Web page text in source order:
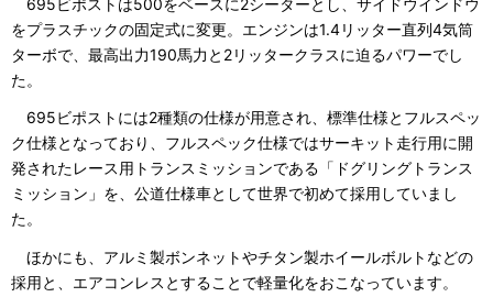
695ビポストは500をベースに2シーターとし、サイドウインドウ
をプラスチックの固定式に変更。エンジンは1.4リッター直列4気筒
ターボで、最高出力190馬力と2リッタークラスに迫るパワーでし
た。
695ビポストには2種類の仕様が用意され、標準仕様とフルスペッ
ク仕様となっており、フルスペック仕様ではサーキット走行用に開
発されたレース用トランスミッションである「ドグリングトランス
ミッション」を、公道仕様車として世界で初めて採用していまし
た。
ほかにも、アルミ製ボンネットやチタン製ホイールボルトなどの
採用と、エアコンレスとすることで軽量化をおこなっています。